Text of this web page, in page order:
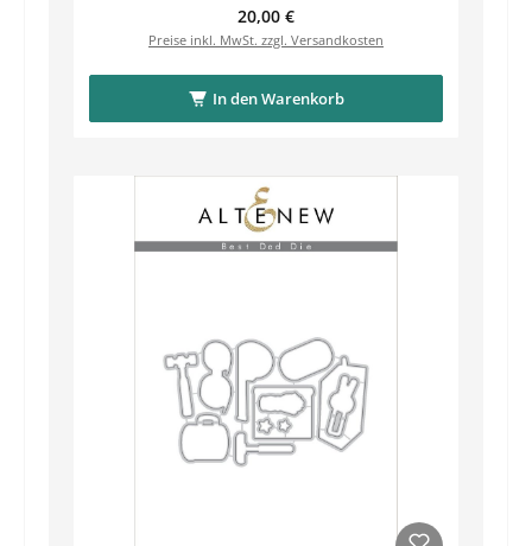
Regulärer Preis:
20,00 €
Preise inkl. MwSt. zzgl. Versandkosten
In den Warenkorb